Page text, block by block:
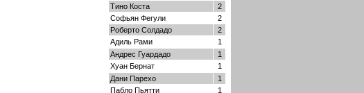
Тино Коста
2
Софьян Фегули
2
Роберто Солдадо
2
Адиль Рами
1
Андрес Гуардадо
1
Хуан Бернат
1
Дани Парехо
1
Пабло Пьятти
1